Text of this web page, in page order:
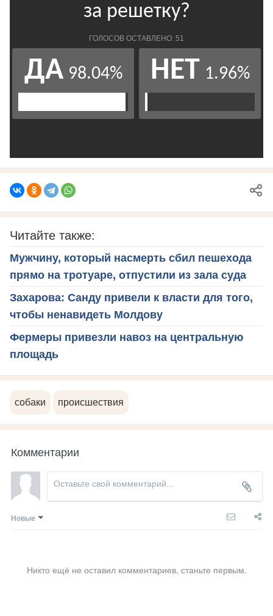
Читайте также:
Мужчину, который насмерть сбил пешехода
прямо на тротуаре, отпустили из зала суда
Захарова: Санду привели к власти для того,
чтобы ненавидеть Молдову
Фермеры привезли навоз на центральную
площадь
собаки происшествия
Комментарии
Новые
Никто ещё не оставил комментариев, станьте первым.